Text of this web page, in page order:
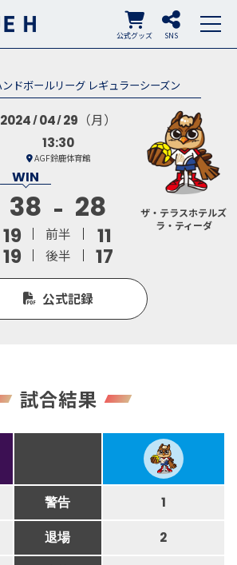
SNS
公式グッズ
ドボールリーグ レギュラーシーズン
2024 04 29 （月）
13:30
AGF鈴鹿体育館
38 28
19 前半
11
19
後半 17
ザ・テラスホテルズ
ラ・ティーダ
公式記録
試合結果
警告 1
退場 2